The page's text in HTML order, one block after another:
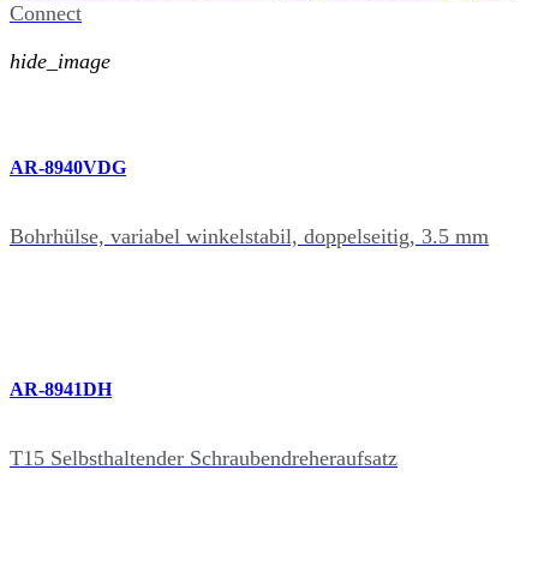
Connect
hide_image
AR-8940VDG
Bohrhülse, variabel winkelstabil, doppelseitig, 3.5 mm
AR-8941DH
T15 Selbsthaltender Schraubendreheraufsatz